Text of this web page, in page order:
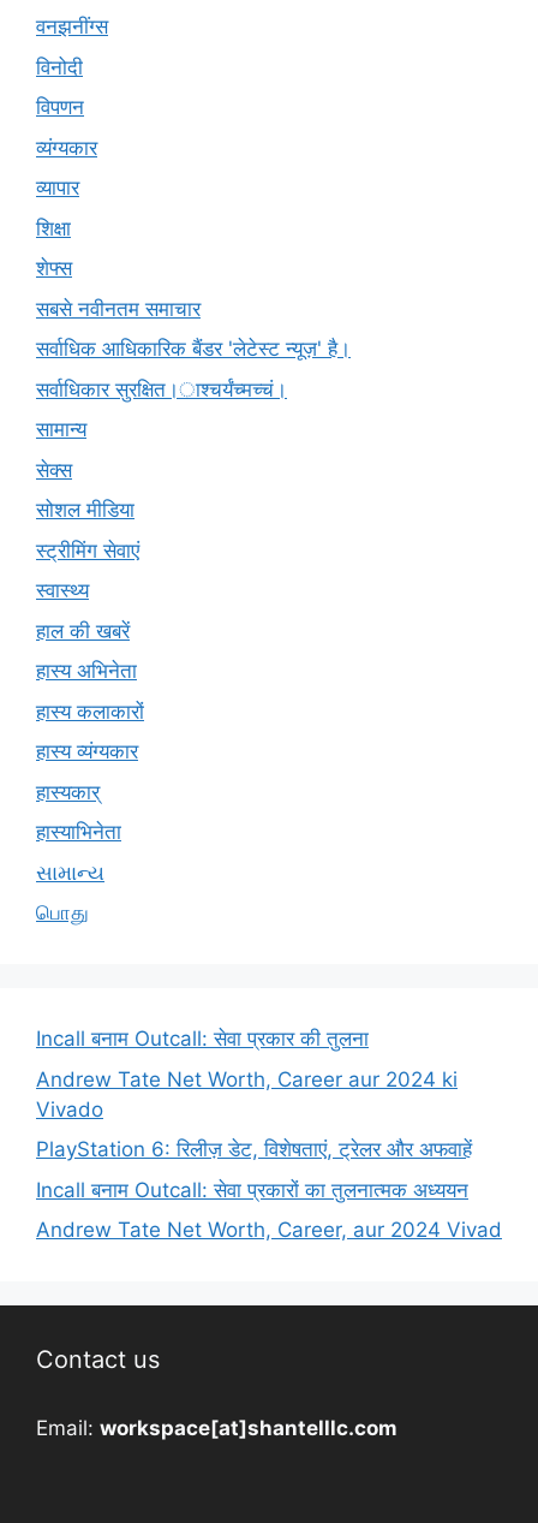
वनझनींग्स
विनोदी
विपणन
व्यंग्यकार
व्यापार
शिक्षा
शेफ्स
सबसे नवीनतम समाचार
सर्वाधिक आधिकारिक बैंडर 'लेटेस्ट न्यूज़' है।
सर्वाधिकार सुरक्षित।ाश्चर्यंच्मच्चं।
सामान्य
सेक्स
सोशल मीडिया
स्ट्रीमिंग सेवाएं
स्वास्थ्य
हाल की खबरें
हास्य अभिनेता
हास्य कलाकारों
हास्य व्यंग्यकार
हास्यकार्
हास्याभिनेता
સામાન્ય
பொது
Incall बनाम Outcall: सेवा प्रकार की तुलना
Andrew Tate Net Worth, Career aur 2024 ki
Vivado
PlayStation 6: रिलीज़ डेट, विशेषताएं, ट्रेलर और अफवाहें
Incall बनाम Outcall: सेवा प्रकारों का तुलनात्मक अध्ययन
Andrew Tate Net Worth, Career, aur 2024 Vivad
Contact us
Email: workspace[at]shantelllc.com